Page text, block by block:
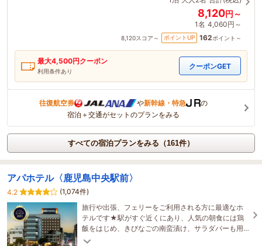
8,120円～
1名 4,060円～
8,120スコア～ ポイントUP 162ポイント～
最大4,500円クーポン
利用条件あり
クーポンGET
往復航空券 や新幹線・特急
の
宿泊＋交通がセットのプランをみる
すべての宿泊プランをみる（161件）
アパホテル〈鹿児島中央駅前〉
4.2
(1,074件)
旅行や出張、フェリーをご利用される方に最適なホ
テルです★駅がすぐ近くにあり、人気の朝食には鶏
飯をはじめ、きびなごの南蛮漬け、サラダバーも用
意★是非ご利用ください★